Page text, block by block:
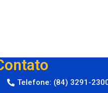
Telefone: (84) 3291-